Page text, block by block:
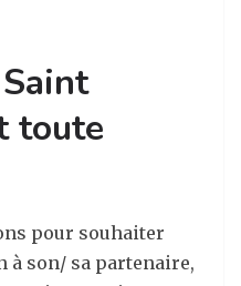
toute
pour souhaiter
à son/ sa partenaire,